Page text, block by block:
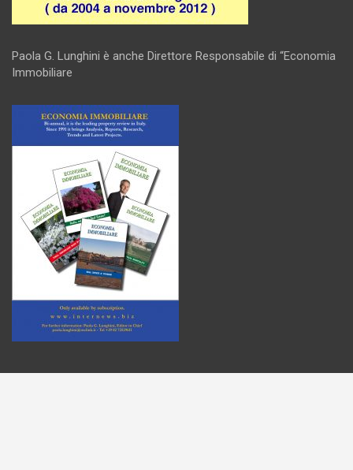
Paola G. Lunghini è anche Direttore Responsabile di “Economia
Immobiliare